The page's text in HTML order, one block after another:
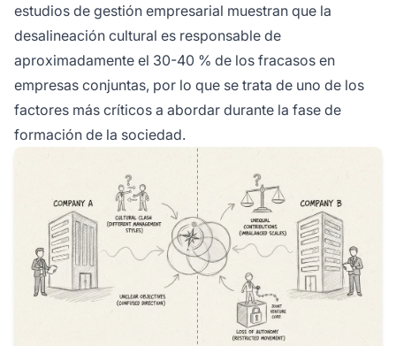
estudios de gestión empresarial muestran que la
desalineación cultural es responsable de
aproximadamente el 30-40 % de los fracasos en
empresas conjuntas, por lo que se trata de uno de los
factores más críticos a abordar durante la fase de
formación de la sociedad.